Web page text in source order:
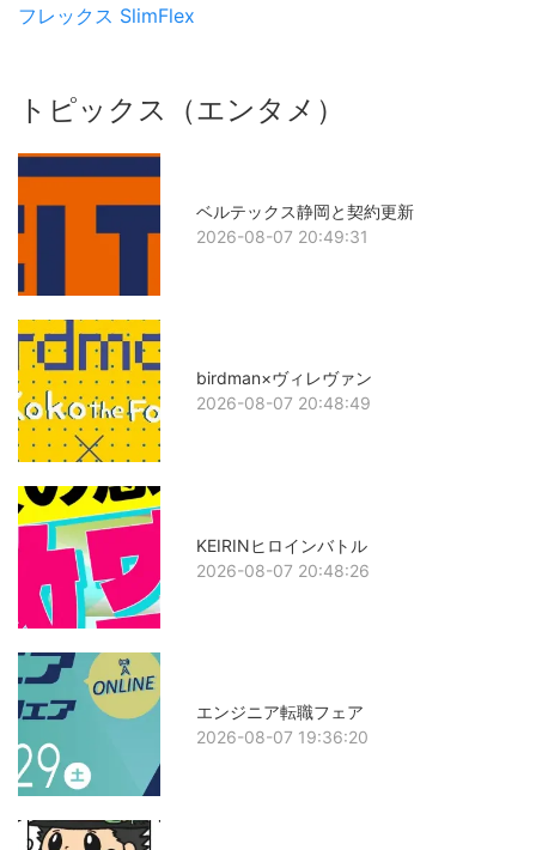
フレックス SlimFlex
トピックス（エンタメ）
ベルテックス静岡と契約更新
2026-08-07 20:49:31
birdman×ヴィレヴァン
2026-08-07 20:48:49
KEIRINヒロインバトル
2026-08-07 20:48:26
エンジニア転職フェア
2026-08-07 19:36:20